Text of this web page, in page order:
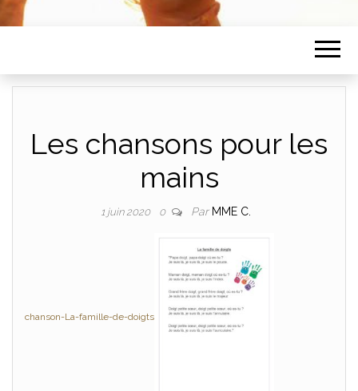
Les chansons pour les
mains
1 juin 2020 0 Par MME C.
chanson-La-famille-de-doigts